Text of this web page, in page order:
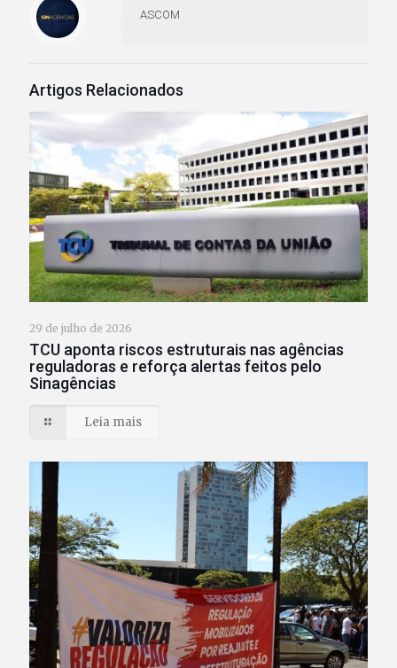
ASCOM
Artigos Relacionados
29 de julho de 2026
TCU aponta riscos estruturais nas agências
reguladoras e reforça alertas feitos pelo
Sinagências
Leia mais